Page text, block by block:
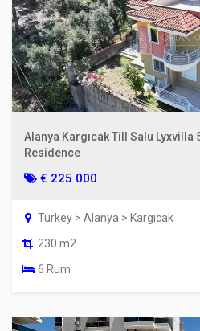
Alanya Kargıcak Till Salu Lyxvilla
Residence
€ 225 000
Turkey > Alanya > Kargıcak
230 m2
6 Rum